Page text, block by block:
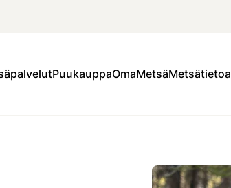
PuukauppaOmaMetsäMetsätietoa